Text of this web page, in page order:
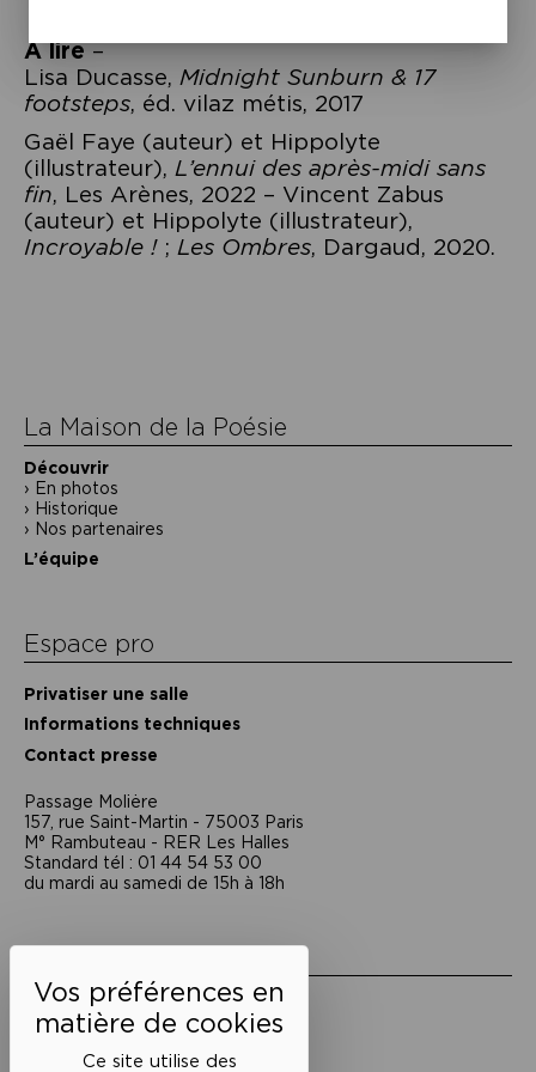
Ce site utilise des
À lire–
Lisa Ducasse, Midnight Sunburn & 17
footsteps, éd. vilaz métis, 2017
Gaël Faye (auteur) et Hippolyte
(illustrateur), L’ennui des après-midi sans
fin, Les Arènes, 2022 – Vincent Zabus
(auteur) et Hippolyte (illustrateur),
Incroyable !; Les Ombres, Dargaud, 2020.
La Maison de la Poésie
Découvrir
En photos
Historique
Nos partenaires
L’équipe
Espace pro
Privatiser une salle
Informations techniques
Contact presse
Passage Moliėre
157, rue Saint-Martin - 75003 Paris
M° Rambuteau - RER Les Halles
Standard tél : 01 44 54 53 00
du mardi au samedi de 15h à 18h
Mentions légales
Politique de confidentialité
Conditions générales de vente